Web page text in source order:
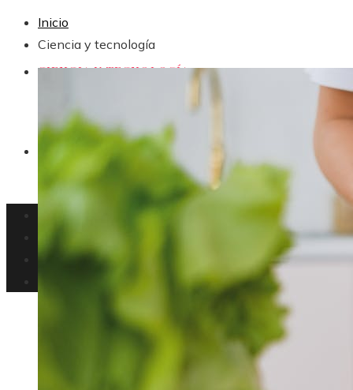
CIENCIA Y TECNOLOGÍA
CULTURA Y OCIO
Responsabilidad Social
Inversiones y negocios
Ciencia y tecnología
Cultura y ocio
Inicio
Ciencia y tecnología